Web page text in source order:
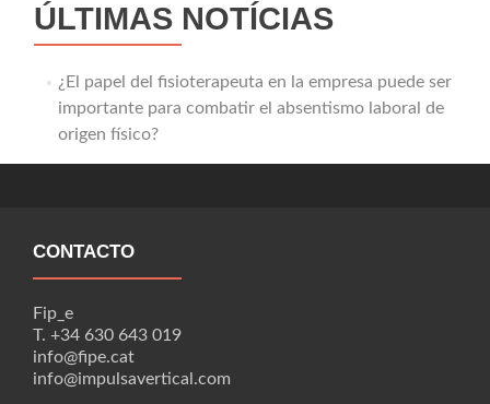
ÚLTIMAS NOTÍCIAS
¿El papel del fisioterapeuta en la empresa puede ser
importante para combatir el absentismo laboral de
origen físico?
CONTACTO
Fip_e
T. +34 630 643 019
info@fipe.cat
info@impulsavertical.com